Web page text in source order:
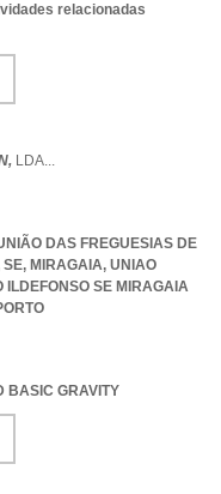
relacionadas
LDA...
DAS FREGUESIAS DE
SE, MIRAGAIA, UNIAO
ILDEFONSO SE MIRAGAIA
BASIC GRAVITY